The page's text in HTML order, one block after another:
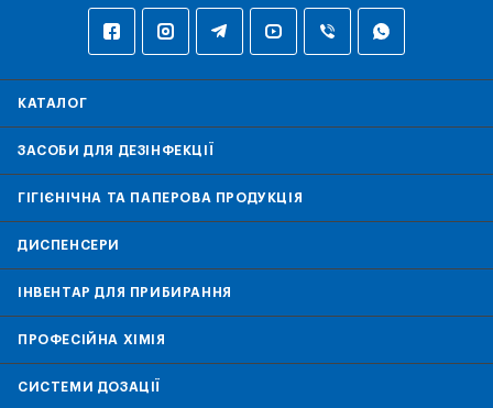
КАТАЛОГ
ЗАСОБИ ДЛЯ ДЕЗІНФЕКЦІЇ
ГІГІЄНІЧНА ТА ПАПЕРОВА ПРОДУКЦІЯ
ДИСПЕНСЕРИ
ІНВЕНТАР ДЛЯ ПРИБИРАННЯ
ПРОФЕСІЙНА ХІМІЯ
СИСТЕМИ ДОЗАЦІЇ